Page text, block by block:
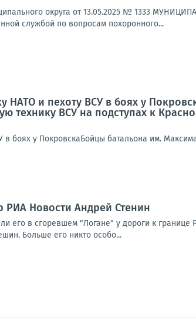
округа от 13.05.2025 № 1333
службой по вопросам похоронного...
НАТО и пехоту ВСУ в боях у
технику ВСУ на подступах к
боях у ПокровскаБойцы батальона им.
РИА Новости Андрей Стенин
его в сгоревшем "Логане" у дороги к
Больше его никто особо...